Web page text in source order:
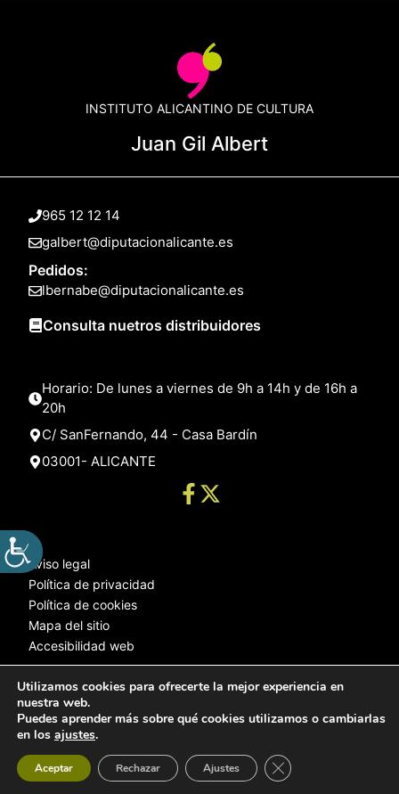
INSTITUTO ALICANTINO DE CULTURA
Juan Gil Albert
965 12 12 14
galbert@diputacionalicante.es
Pedidos:
lbernabe@diputacionalicante.es
Consulta nuetros distribuidores
Horario: De lunes a viernes de 9h a 14h y de 16h a
20h
C/ SanFernando, 44 - Casa Bardín
03001- ALICANTE
Aviso legal
Política de privacidad
Política de cookies
Mapa del sitio
Accesibilidad web
© 2025 Web desarrollada por el Servicio de Informática de Diputación
Utilizamos cookies para ofrecerte la mejor experiencia en
nuestra web.
Puedes aprender más sobre qué cookies utilizamos o cambiarlas
en los ajustes.
Aceptar Rechazar Ajustes Cerrar el banner de